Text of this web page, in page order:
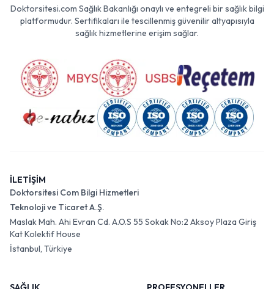
Doktorsitesi.com Sağlık Bakanlığı onaylı ve entegreli bir sağlık bilgi
platformudur. Sertifikaları ile tescillenmiş güvenilir altyapısıyla
sağlık hizmetlerine erişim sağlar.
İLETİŞİM
Doktorsitesi Com Bilgi Hizmetleri
Teknoloji ve Ticaret A.Ş.
Maslak Mah. Ahi Evran Cd. A.O.S 55 Sokak No:2 Aksoy Plaza Giriş
Kat Kolektif House
İstanbul, Türkiye